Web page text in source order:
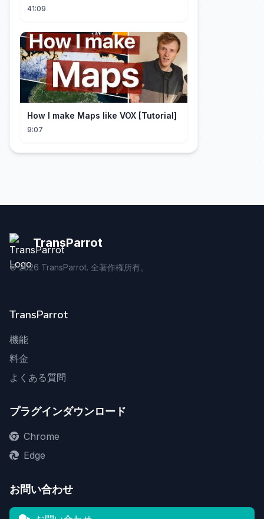
w tym materiale.🫡
41:09
How I make Maps like VOX [Tutorial]
9:07
TransParrot
©2026 TransParrot. 全著作権所有。
TransParrot
機能
料金
よくある質問
プラグインダウンロード
Chrome
Edge
お問い合わせ